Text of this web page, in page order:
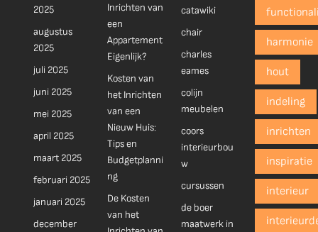
2025
augustus
2025
juli 2025
juni 2025
mei 2025
april 2025
maart 2025
februari 2025
januari 2025
december
Inrichten van
een
Appartement
Eigenlijk?
Kosten van
het Inrichten
van een
Nieuw Huis:
Tips en
Budgetplanni
ng
De Kosten
van het
catawiki
chair
charles
eames
colijn
meubelen
coors
interieurbou
w
cursussen
de boer
maatwerk in
harmonie
hout
indeling
inrichten
inspiratie
interieur